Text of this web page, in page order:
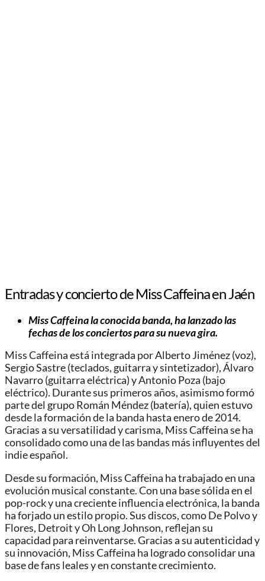
Entradas y concierto de Miss Caffeina en Jaén
Miss Caffeina la conocida banda, ha lanzado las
fechas de los conciertos para su nueva gira.
Miss Caffeina está integrada por Alberto Jiménez (voz),
Sergio Sastre (teclados, guitarra y sintetizador), Álvaro
Navarro (guitarra eléctrica) y Antonio Poza (bajo
eléctrico). Durante sus primeros años, asimismo formó
parte del grupo Román Méndez (batería), quien estuvo
desde la formación de la banda hasta enero de 2014.
Gracias a su versatilidad y carisma, Miss Caffeina se ha
consolidado como una de las bandas más influyentes del
indie español.
Desde su formación, Miss Caffeina ha trabajado en una
evolución musical constante. Con una base sólida en el
pop-rock y una creciente influencia electrónica, la banda
ha forjado un estilo propio. Sus discos, como De Polvo y
Flores, Detroit y Oh Long Johnson, reflejan su
capacidad para reinventarse. Gracias a su autenticidad y
su innovación, Miss Caffeina ha logrado consolidar una
base de fans leales y en constante crecimiento.